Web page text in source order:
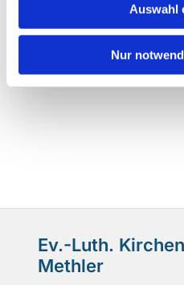
Auswahl
Nur
Ev.-Luth.
Methler